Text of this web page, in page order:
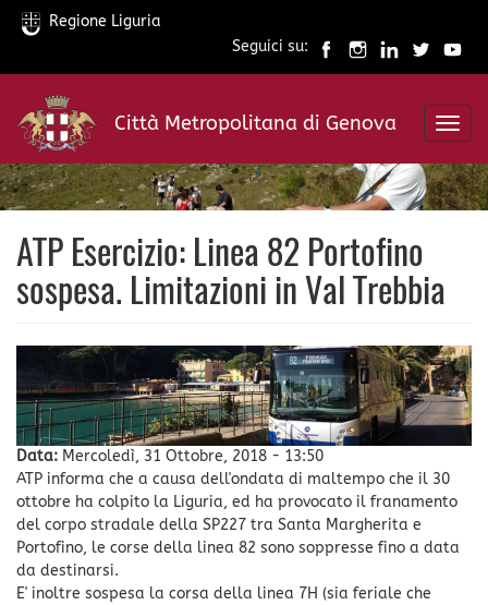
Salta
contenuto
principale
Regione Liguria
Seguici su:
Città Metropolitana di Genova
ATP Esercizio: Linea 82 Portofino
sospesa. Limitazioni in Val Trebbia
Data: Mercoledì, 31 Ottobre, 2018 - 13:50
ATP informa che a causa dell'ondata di maltempo che il 30
ottobre ha colpito la Liguria, ed ha provocato il franamento
del corpo stradale della SP227 tra Santa Margherita e
Portofino, le corse della linea 82 sono soppresse fino a data
da destinarsi.
E' inoltre sospesa la corsa della linea 7H (sia feriale che